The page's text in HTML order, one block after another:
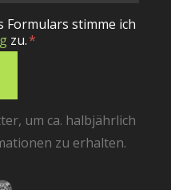
Formulars stimme ich
zu.
um ca. halbjährlich
zu erhalten.